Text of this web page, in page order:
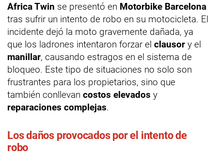
Africa Twin se presentó en Motorbike Barcelona
tras sufrir un intento de robo en su motocicleta. El
incidente dejó la moto gravemente dañada, ya
que los ladrones intentaron forzar el clausor y el
manillar, causando estragos en el sistema de
bloqueo. Este tipo de situaciones no solo son
frustrantes para los propietarios, sino que
también conllevan costos elevados y
reparaciones complejas.
Los daños provocados por el intento de
robo